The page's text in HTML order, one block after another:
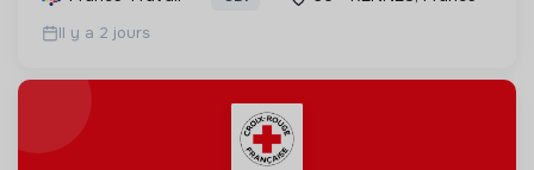
l'écologie.
Il y a 2 jours